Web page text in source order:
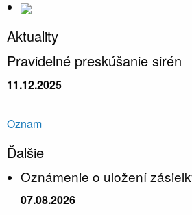
Aktuality
Pravidelné preskúšanie sirén
11.12.2025
Oznam
Ďalšie
Oznámenie o uložení
07.08.2026